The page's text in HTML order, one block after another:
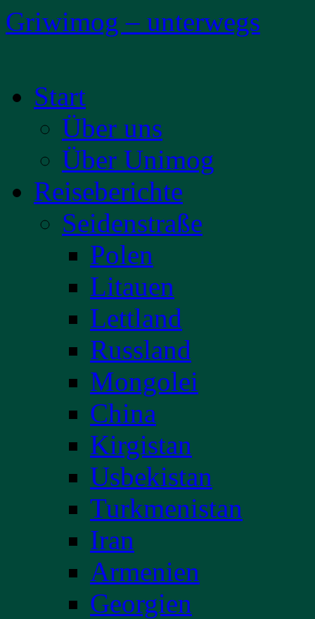
Griwimog – unterwegs
Inhalt
springenStart
Über uns
Über Unimog
Reiseberichte
Seidenstraße
Polen
Litauen
Lettland
Russland
Mongolei
China
Kirgistan
Usbekistan
Turkmenistan
Iran
Armenien
Georgien